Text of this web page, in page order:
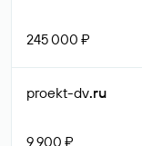
245 000 ₽
proekt-dv.ru
9 900 ₽